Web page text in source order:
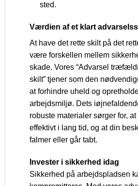
sted.
Værdien af et klart
At have det rette skilt på det
være forskellen mellem
skade. Vores “Advarsel
skilt” tjener som den
at forhindre uheld og
arbejdsmiljø. Dets
robuste materialer sørger for,
effektivt i lang tid, og at din
falmer eller går tabt.
Invester i sikkerhed idag
Sikkerhed på arbejdspladsen